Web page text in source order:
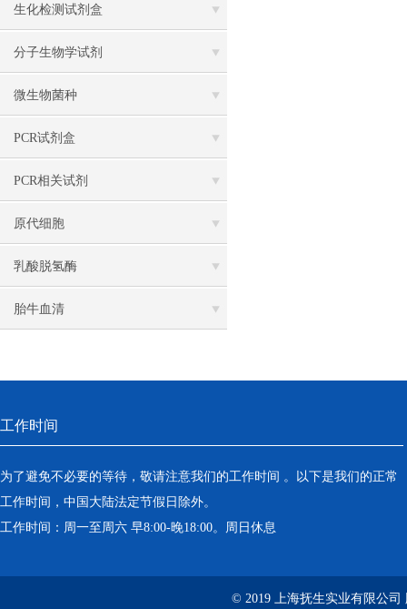
生化检测试剂盒
分子生物学试剂
微生物菌种
PCR试剂盒
PCR相关试剂
原代细胞
乳酸脱氢酶
胎牛血清
工作时间
为了避免不必要的等待，敬请注意我们的工作时间 。以下是我们的正常
工作时间，中国大陆法定节假日除外。
工作时间：周一至周六 早8:00-晚18:00。周日休息
© 2019 上海抚生实业有限公司